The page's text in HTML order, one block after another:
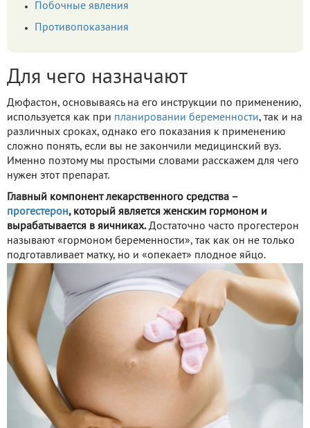
Побочные явления
Противопоказания
Для чего назначают
Дюфастон, основываясь на его инструкции по применению,
используется как при планировании беременности, так и на
различных сроках, однако его показания к применению
сложно понять, если вы не закончили медицинский вуз.
Именно поэтому мы простыми словами расскажем для чего
нужен этот препарат.
Главный компонент лекарственного средства –
прогестерон, который является женским гормоном и
вырабатывается в яичниках.Достаточно часто прогестерон
называют «гормоном беременности», так как он не только
подготавливает матку, но и «опекает» плодное яйцо.